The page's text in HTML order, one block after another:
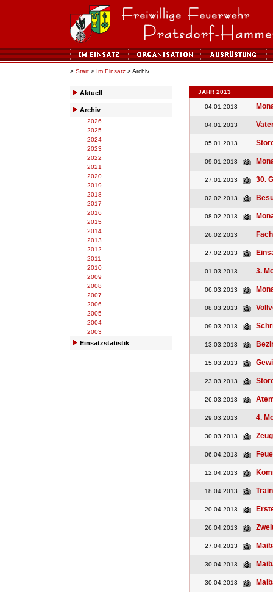
> Start > Im Einsatz > Archiv
Aktuell
Archiv
2026
2025
2024
2023
2022
2021
2020
2019
2018
2017
2016
2015
2014
2013
2012
2011
2010
2009
2008
2007
2006
2005
2004
2003
Einsatzstatistik
JAHR 2013
04.01.2013
04.01.2013
05.01.2013
09.01.2013
27.01.2013 30.
02.02.2013
08.02.2013
26.02.2013
27.02.2013
01.03.2013 3.
06.03.2013
08.03.2013
09.03.2013
13.03.2013
15.03.2013
23.03.2013
26.03.2013
29.03.2013 4.
30.03.2013
06.04.2013
12.04.2013
18.04.2013
20.04.2013
26.04.2013
27.04.2013
30.04.2013
30.04.2013